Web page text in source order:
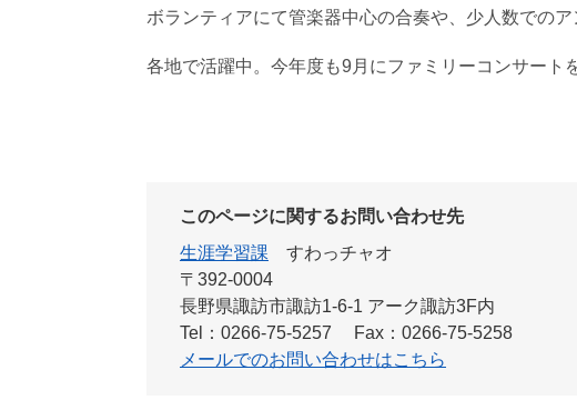
ボランティアにて管楽器中心の合奏や、少人数での
各地で活躍中。今年度も9月にファミリーコンサート
このページに関するお問い合わせ先
生涯学習課
すわっチャオ
〒392-0004
長野県諏訪市諏訪1-6-1 アーク諏訪3F内
Tel：0266-75-5257
Fax：0266-75-5258
メールでのお問い合わせはこちら